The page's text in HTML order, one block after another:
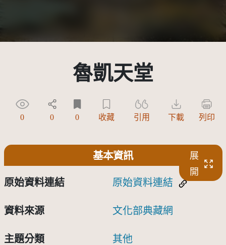
魯凱天堂
0 0 0 收藏 引用 下載 列印
基本資訊
展
開
原始資料連結 原始資料連結
資料來源 文化部典藏網
主題分類 其他